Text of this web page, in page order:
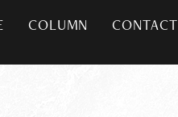
COLUMN CONTACT